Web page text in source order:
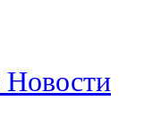
Новости